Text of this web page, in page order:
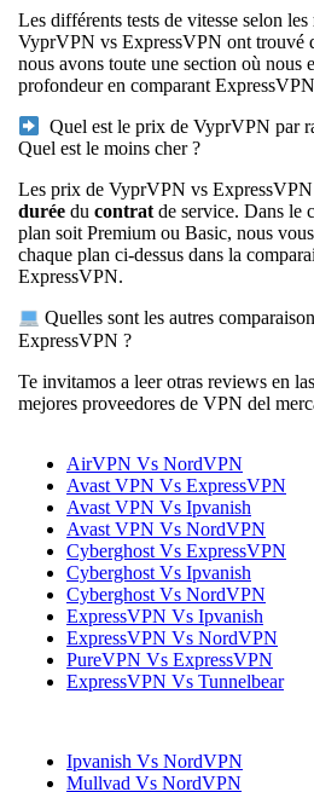
Les différents tests de vitesse selon les
VyprVPN vs ExpressVPN ont trouvé
nous avons toute une section où nous
profondeur en comparant
Quel est le prix de VyprVPN par
Quel est le moins cher ?
Les prix de VyprVPN vs
durée du contrat de service. Dans le
plan soit Premium ou Basic, nous
chaque plan ci-dessus dans la
ExpressVPN.
Quelles sont les autres
ExpressVPN ?
Te invitamos a leer otras reviews en
mejores proveedores de VPN del
AirVPN Vs NordVPN
Avast VPN Vs ExpressVPN
Avast VPN Vs Ipvanish
Avast VPN Vs NordVPN
Cyberghost Vs ExpressVPN
Cyberghost Vs Ipvanish
Cyberghost Vs NordVPN
ExpressVPN Vs Ipvanish
ExpressVPN Vs NordVPN
PureVPN Vs ExpressVPN
ExpressVPN Vs Tunnelbear
Ipvanish Vs NordVPN
Mullvad Vs NordVPN